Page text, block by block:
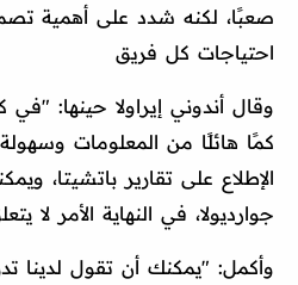
صعبًا، لكنه شدد على أهمية
احتياجات كل فريق
وقال أندوني إيراولا حينها: "في
كمًا هائلًا من المعلومات وسهولة
الإطلاع على تقارير باتشيتا،
جوارديولا، في النهاية الأمر لا
وأكمل: "يمكنك أن تقول لدينا